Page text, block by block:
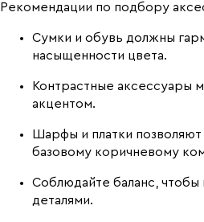
Рекомендации по подбору
Сумки и обувь должны
насыщенности цвета.
Контрастные аксессуары
акцентом.
Шарфы и платки
базовому коричневому
Соблюдайте баланс, чтобы
деталями.